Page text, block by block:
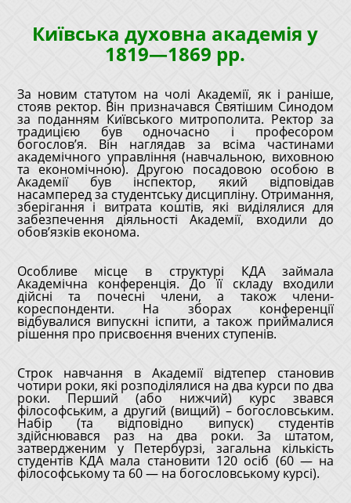
Київська духовна академія у
1819—1869 рр.
За новим статутом на чолі Академії, як і раніше,
стояв ректор. Він призначався Святішим Синодом
за поданням Київського митрополита. Ректор за
традицією був одночасно і професором
богослов’я. Він наглядав за всіма частинами
академічного управління (навчальною, виховною
та економічною). Другою посадовою особою в
Академії був інспектор, який відповідав
насамперед за студентську дисципліну. Отримання,
зберігання і витрата коштів, які виділялися для
забезпечення діяльності Академії, входили до
обов’язків економа.
Особливе місце в структурі КДА займала
Академічна конференція. До її складу входили
дійсні та почесні члени, а також члени-
кореспонденти. На зборах конференції
відбувалися випускні іспити, а також приймалися
рішення про присвоєння вчених ступенів.
Строк навчання в Академії відтепер становив
чотири роки, які розподілялися на два курси по два
роки. Перший (або нижчий) курс звався
філософським, а другий (вищий) – богословським.
Набір (та відповідно випуск) студентів
здійснювався раз на два роки. За штатом,
затвердженим у Петербурзі, загальна кількість
студентів КДА мала становити 120 осіб (60 ― на
філософському та 60 ― на богословському курсі).